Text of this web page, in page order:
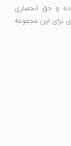
و حق انحصاری
برای این مجموعه